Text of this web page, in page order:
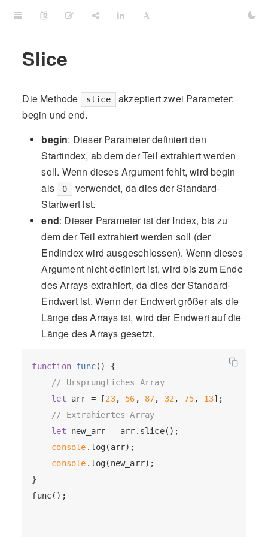
Slice
Die Methode slice
akzeptiert zwei Parameter:
begin und end.
begin: Dieser Parameter definiert den
Startindex, ab dem der Teil extrahiert werden
soll. Wenn dieses Argument fehlt, wird begin
als
0
verwendet, da dies der Standard-
Startwert ist.
end: Dieser Parameter ist der Index, bis zu
dem der Teil extrahiert werden soll (der
Endindex wird ausgeschlossen). Wenn dieses
Argument nicht definiert ist, wird bis zum Ende
des Arrays extrahiert, da dies der Standard-
Endwert ist. Wenn der Endwert größer als die
Länge des Arrays ist, wird der Endwert auf die
Länge des Arrays gesetzt.
function func( ) {
// Ursprüngliches Array
let arr = [23, 56 , 87, 32 , 75, 13];
// Extrahiertes Array
let new_arr = arr.slice();
console .log(arr);
console .log(new_arr);
}
func();